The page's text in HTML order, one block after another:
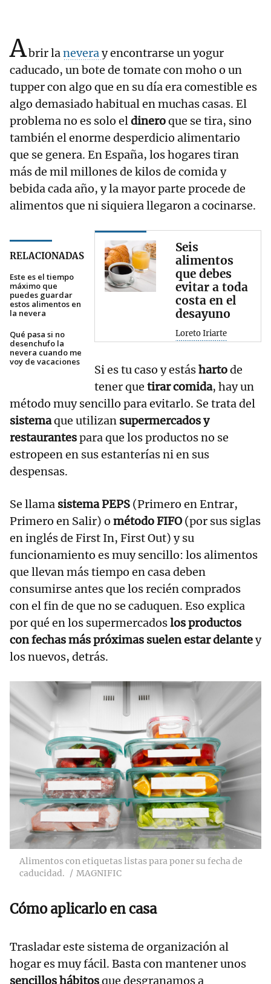
Abrir laneveray encontrarse un yogur
caducado, un bote de tomate con moho o un
tupper con algo que en su día era comestible es
algo demasiado habitual en muchas casas. El
problema no es solo eldineroque se tira, sino
también el enorme desperdicio alimentario
que se genera. En España, los hogares tiran
más de mil millones de kilos de comida y
bebida cada año, y la mayor parte procede de
alimentos que ni siquiera llegaron a cocinarse.
RELACIONADAS
Este es el tiempo
máximo que
puedes guardar
estos alimentos en
la nevera
Qué pasa si no
desenchufo la
nevera cuando me
voy de vacaciones
Seis
alimentos
que debes
evitar a toda
costa en el
desayuno
Loreto Iriarte
Si es tu caso y estáshartode
tener que tirar comida, hay un
método muy sencillo para evitarlo. Se trata del
sistemaque utilizan supermercados y
restaurantespara que los productos no se
estropeen en sus estanterías ni en sus
despensas.
Se llama sistema PEPS (Primero en Entrar,
Primero en Salir) o método FIFO(por sus siglas
en inglés de First In, First Out) y su
funcionamiento es muy sencillo: los alimentos
que llevan más tiempo en casa deben
consumirse antes que los recién comprados
con el fin de que no se caduquen. Eso explica
por qué en los supermercadoslos productos
con fechas más próximas suelen estar delantey
los nuevos, detrás.
Alimentos con etiquetas listas para poner su fecha de
caducidad.
MAGNIFIC
Cómo aplicarlo en casa
Trasladar este sistema de organización al
hogar es muy fácil. Basta con mantener unos
sencillos hábitosque desgranamos a